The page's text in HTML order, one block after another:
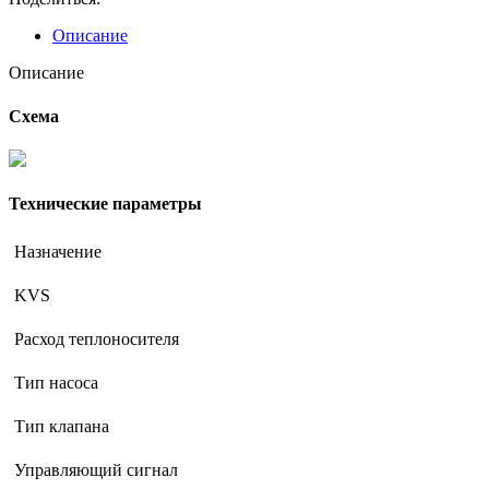
H80-
16-
32P
Описание
Описание
Схема
Технические параметры
Назначение
KVS
Расход теплоносителя
Тип насоса
Тип клапана
Управляющий сигнал